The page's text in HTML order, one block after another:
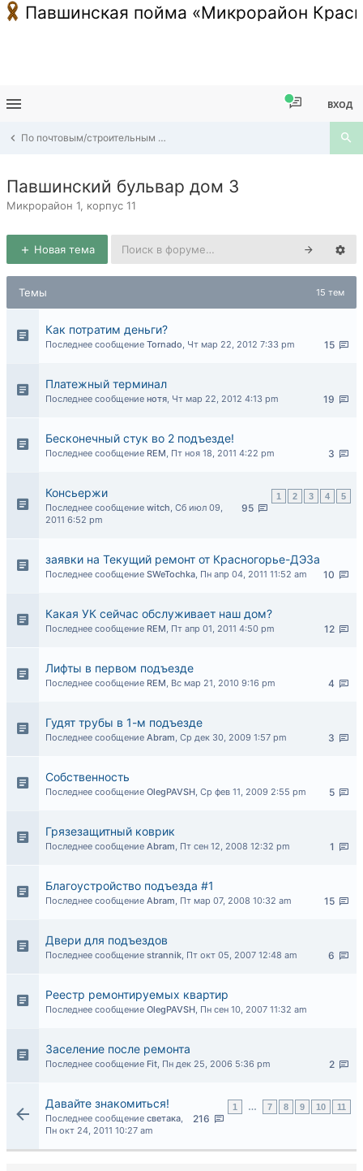
Павшинская пойма «Микрорайон
ВХОД
По почтовым/строительным адресам Павшинской Поймы
Павшинский бульвар дом 3
Микрорайон 1, корпус 11
Новая тема
Темы 15 тем
Как потратим деньги?
15
Последнее сообщение Tornado, Чт мар 22, 2012 7:33 pm
Платежный терминал
19
Последнее сообщение нотя, Чт мар 22, 2012 4:13 pm
Бесконечный стук во 2 подъезде!
3
Последнее сообщение REM, Пт ноя 18, 2011 4:22 pm
Консьержи 1 2 3 4 5
95
Последнее сообщение witch, Сб июл 09,
2011 6:52 pm
заявки на Текущий ремонт от Красногорье-ДЭЗа
10
Последнее сообщение SWeTochka, Пн апр 04, 2011 11:52 am
Какая УК сейчас обслуживает наш дом?
12
Последнее сообщение REM, Пт апр 01, 2011 4:50 pm
Лифты в первом подъезде
4
Последнее сообщение REM, Вс мар 21, 2010 9:16 pm
Гудят трубы в 1-м подъезде
3
Последнее сообщение Abram, Ср дек 30, 2009 1:57 pm
Собственность
5
Последнее сообщение OlegPAVSH, Ср фев 11, 2009 2:55 pm
Грязезащитный коврик
1
Последнее сообщение Abram, Пт сен 12, 2008 12:32 pm
Благоустройство подъезда #1
15
Последнее сообщение Abram, Пт мар 07, 2008 10:32 am
Двери для подъездов
6
Последнее сообщение strannik, Пт окт 05, 2007 12:48 am
Реестр ремонтируемых квартир
Последнее сообщение OlegPAVSH, Пн сен 10, 2007 11:32 am
Заселение после ремонта
2
Последнее сообщение Fit, Пн дек 25, 2006 5:36 pm
Давайте знакомиться! 1 … 7 8 9 10 11
216
Последнее сообщение светака,
Пн окт 24, 2011 10:27 am